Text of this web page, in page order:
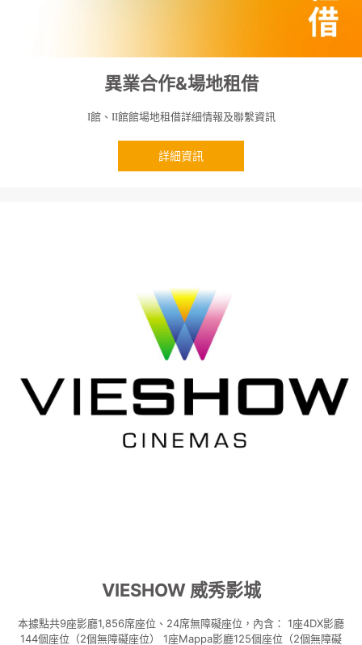
異業合作&場地租借
I館、 II館館場地租借詳細情報及聯繫資訊
詳細資訊
VIESHOW 威秀影城
本據點共9座影廳1,856席座位、24席無障礙座位，內含： 1座4DX影廳
144個座位（2個無障礙座位） 1座Mappa影廳125個座位（2個無障礙